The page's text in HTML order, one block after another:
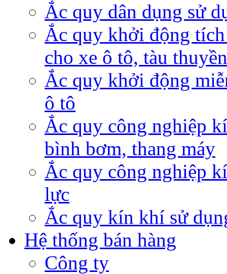
Ắc quy dân dụng sử
Ắc quy khởi động
cho xe ô tô, tàu thuyền
Ắc quy khởi động
ô tô
Ắc quy công nghiệp
bình bơm, thang máy
Ắc quy công nghiệp
lực
Ắc quy kín khí sử
Hệ thống bán hàng
Công ty